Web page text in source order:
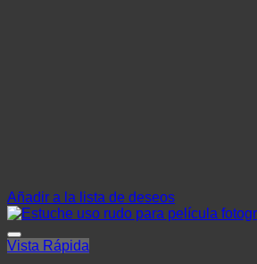
Añadir a la lista de deseos
Vista Rápida